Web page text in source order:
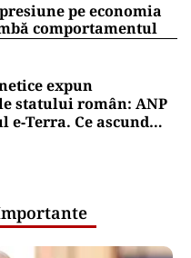
pe economia
comportamentul
expun
statului român: ANP
e‑Terra. Ce ascund